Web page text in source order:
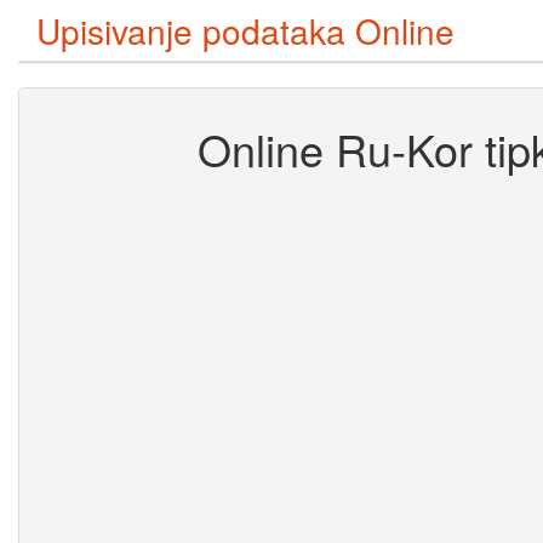
Upisivanje podataka Online
Online Ru-Kor